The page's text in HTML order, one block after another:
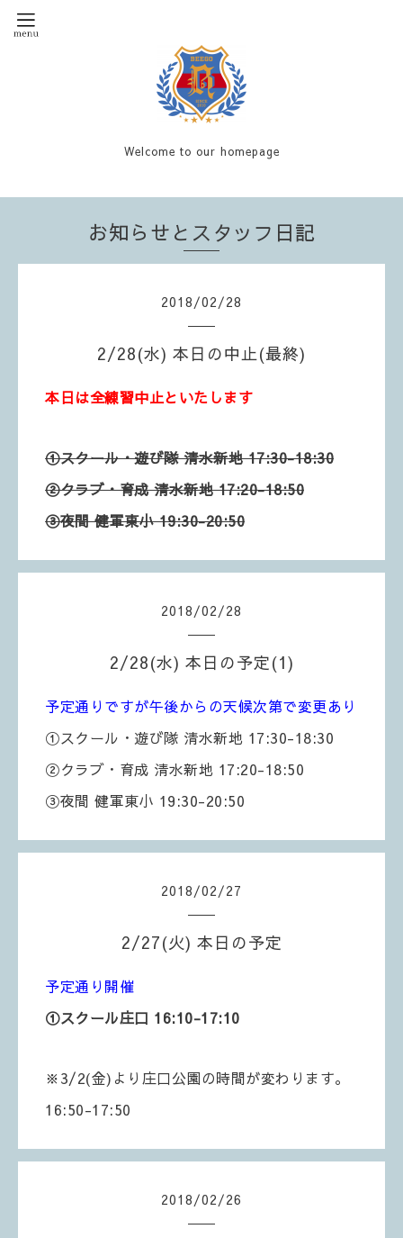
Welcome to our homepage
お知らせとスタッフ日記
2018/02/28
2/28(水) 本日の中止(最終)
本日は全練習中止といたします
①スクール・遊び隊清水新地 17:30-18:30
②クラブ・育成 清水新地 17:20-18:50
③夜間 健軍東小 19:30-20:50
2018/02/28
2/28(水) 本日の予定(1)
予定通りですが午後からの天候次第で変更あり
①スクール・遊び隊 清水新地 17:30-18:30
②クラブ・育成 清水新地 17:20-18:50
③夜間 健軍東小 19:30-20:50
2018/02/27
2/27(火) 本日の予定
予定通り開催
①スクール庄口 16:10-17:10
※3/2(金)より庄口公園の時間が変わります。
16:50-17:50
2018/02/26